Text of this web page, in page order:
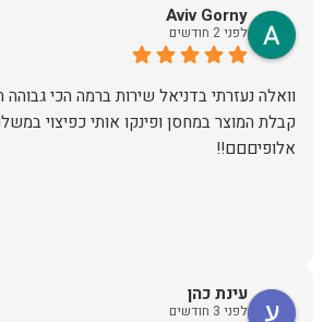
Aviv Gorny
לפני 2 חודשים
וואלה נעזרתי בדניאל שירות ברמה הכי
קבלת המוצר במחסן ופינקו אותי כפיצוי
אלופיםםם!!
עינת כהן
לפני 3 חודשים